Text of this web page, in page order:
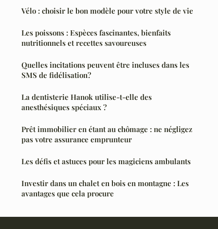
Vélo : choisir le bon modèle pour votre style de vie
Les poissons : Espèces fascinantes, bienfaits
nutritionnels et recettes savoureuses
Quelles incitations peuvent être incluses dans les
SMS de fidélisation?
La dentisterie Hanok utilise-t-elle des
anesthésiques spéciaux ?
Prêt immobilier en étant au chômage : ne négligez
pas votre assurance emprunteur
Les défis et astuces pour les magiciens ambulants
Investir dans un chalet en bois en montagne : Les
avantages que cela procure